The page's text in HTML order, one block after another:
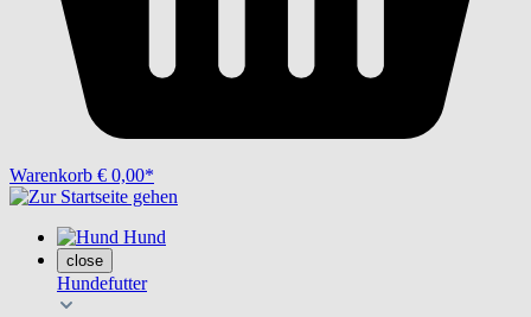
Warenkorb € 0,00*
Hund
close
Hundefutter